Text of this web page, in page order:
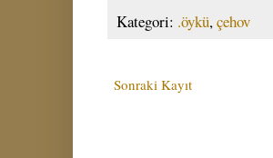
Kategori: .öykü,çehov
Sonraki Kayıt